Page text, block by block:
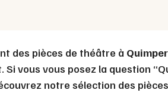
des pièces de théâtre à Quimper
vous vous posez la question
notre sélection des